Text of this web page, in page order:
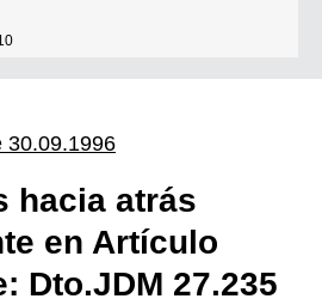
30.09.1996
hacia atrás
en Artículo
Dto.JDM 27.235